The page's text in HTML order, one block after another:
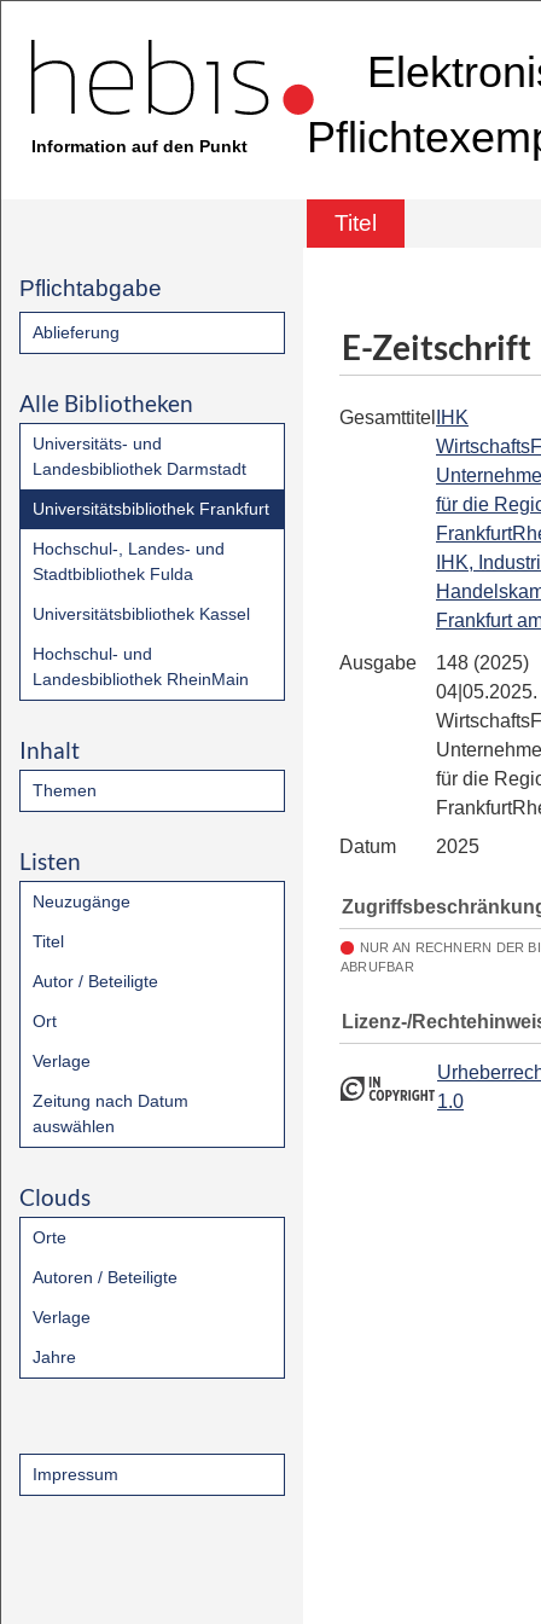
Information auf den Punkt
Titel
Pflichtabgabe
Ablieferung
Alle Bibliotheken
Universitäts- und
Landesbibliothek Darmstadt
Universitätsbibliothek Frankfurt
Hochschul-, Landes- und
Stadtbibliothek Fulda
Universitätsbibliothek Kassel
Hochschul- und
Landesbibliothek RheinMain
Inhalt
Themen
Listen
Neuzugänge
Titel
Autor / Beteiligte
Ort
Verlage
Zeitung nach Datum
auswählen
Clouds
Orte
Autoren / Beteiligte
Verlage
Jahre
Impressum
E-Zeitschrift
Gesamttitel IHK
für die
IHK,
Frankfurt
Ausgabe
148 (2025)
04|05.2025.
für die
Datum
2025
NUR AN RECHNERN DER
ABRUFBAR
Lizenz-/
1.0